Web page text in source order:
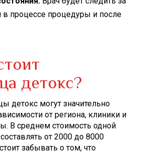
процессе процедуры и после
детокс?
детокс могут значительно
от региона, клиники и
В среднем стоимость одной
от 2000 до 8000
забывать о том, что